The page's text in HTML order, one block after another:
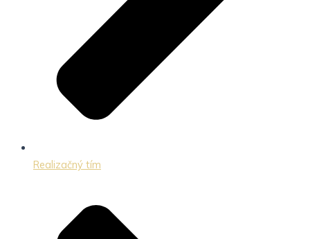
Realizačný tím